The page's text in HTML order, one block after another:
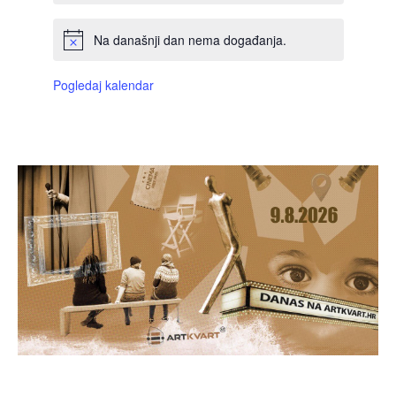
Na današnji dan nema događanja.
Pogledaj kalendar